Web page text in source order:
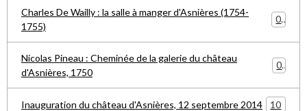
Charles De Wailly : la salle à manger d'Asnières (1754-
1755)
0
Nicolas Pineau : Cheminée de la galerie du château
d'Asnières, 1750
0
Inauguration du château d'Asnières, 12 septembre 2014 10